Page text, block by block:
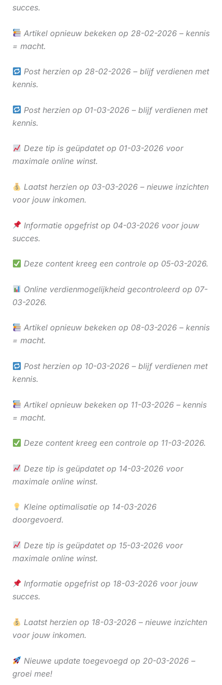
succes.
Artikel opnieuw bekeken op 28-02-2026 – kennis
= macht.
Post herzien op 28-02-2026 – blijf verdienen met
kennis.
Post herzien op 01-03-2026 – blijf verdienen met
kennis.
Deze tip is geüpdatet op 01-03-2026 voor
maximale online winst.
Laatst herzien op 03-03-2026 – nieuwe inzichten
voor jouw inkomen.
Informatie opgefrist op 04-03-2026 voor jouw
succes.
Deze content kreeg een controle op 05-03-2026.
Online verdienmogelijkheid gecontroleerd op 07-
03-2026.
Artikel opnieuw bekeken op 08-03-2026 – kennis
= macht.
Post herzien op 10-03-2026 – blijf verdienen met
kennis.
Artikel opnieuw bekeken op 11-03-2026 – kennis
= macht.
Deze content kreeg een controle op 11-03-2026.
Deze tip is geüpdatet op 14-03-2026 voor
maximale online winst.
Kleine optimalisatie op 14-03-2026
doorgevoerd.
Deze tip is geüpdatet op 15-03-2026 voor
maximale online winst.
Informatie opgefrist op 18-03-2026 voor jouw
succes.
Laatst herzien op 18-03-2026 – nieuwe inzichten
voor jouw inkomen.
Nieuwe update toegevoegd op 20-03-2026 –
groei mee!